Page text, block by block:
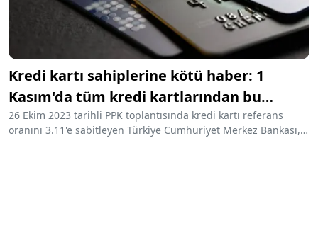
Kredi kartı sahiplerine kötü haber: 1
Kasım'da tüm kredi kartlarından bu
kesinti yapılacak
26 Ekim 2023 tarihli PPK toplantısında kredi kartı referans
oranını 3.11'e sabitleyen Türkiye Cumhuriyet Merkez Bankası,